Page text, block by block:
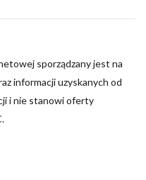
sporządzany jest na
informacji uzyskanych od
i nie stanowi oferty